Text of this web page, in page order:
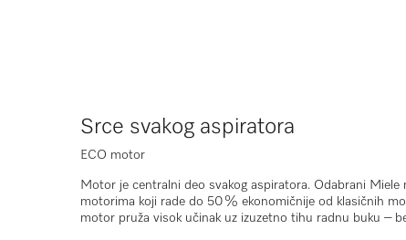
Srce svakog aspiratora
ECO motor
Motor je centralni deo svakog aspiratora. Odabrani Miele
motorima koji rade do 50 % ekonomičnije od klasičnih
motor pruža visok učinak uz izuzetno tihu radnu buku –